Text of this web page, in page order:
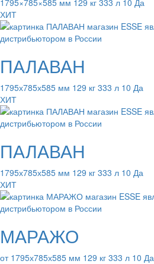
ХИТ
ПАЛАВАН
1795х785х585 мм 129 кг 333 л 10 Да
ХИТ
ПАЛАВАН
1795х785х585 мм 129 кг 333 л 10 Да
ХИТ
МАРАЖО
от 1795х785х585 мм 129 кг 333 л 10 Да